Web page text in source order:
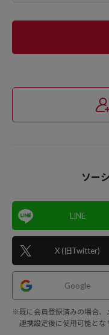
ソー
LINE
X (旧Twitter)
Google
※既に会員登録済みの場合、
連携設定後に使用可能とな